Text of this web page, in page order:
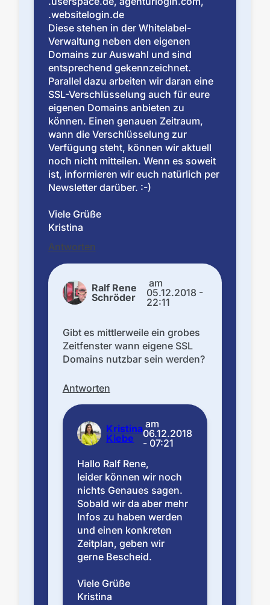
.websitelogin.de
Diese stehen in der Whitelabel-
Verwaltung neben den eigenen
Domains zur Auswahl und sind
entsprechend gekennzeichnet.
Parallel dazu arbeiten wir daran eine
SSL-Verschlüsselung auch für eure
eigenen Domains anbieten zu
können. Einen genauen Zeitraum,
wann die Verschlüsselung zur
Verfügung steht, können wir aktuell
noch nicht mitteilen. Wenn es soweit
ist, informieren wir euch natürlich per
Newsletter darüber. :-)
Viele Grüße
Kristina
Antworten
Ralf Rene
Schröder
am
05.12.2018 -
22:11
Gibt es mittlerweile ein grobes
Zeitfenster wann eigene SSL
Domains nutzbar sein werden?
Antworten
Kristina
Kiebe
am
06.12.2018
- 07:21
Hallo Ralf Rene,
leider können wir noch
nichts Genaues sagen.
Sobald wir da aber mehr
Infos zu haben werden
und einen konkreten
Zeitplan, geben wir
gerne Bescheid.
Viele Grüße
Kristina